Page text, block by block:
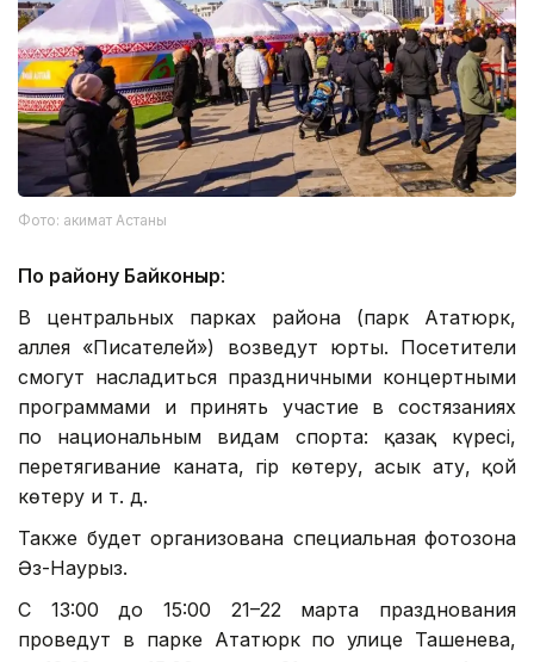
Фото: акимат Астаны
По району Байконыр:
В центральных парках района (парк Ататюрк,
аллея «Писателей») возведут юрты. Посетители
смогут насладиться праздничными концертными
программами и принять участие в состязаниях
по национальным видам спорта: қазақ күресі,
перетягивание каната, гір көтеру, асык ату, қой
көтеру и т. д.
Также будет организована специальная фотозона
Әз-Наурыз.
С 13:00 до 15:00 21–22 марта празднования
проведут в парке Ататюрк по улице Ташенева,